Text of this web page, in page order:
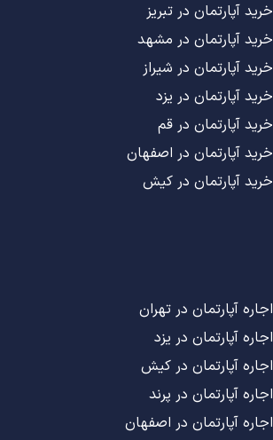
خرید آپارتمان در تبریز
خرید آپارتمان در مشهد
خرید آپارتمان در شیراز
خرید آپارتمان در یزد
خرید آپارتمان در قم
خرید آپارتمان در اصفهان
خرید آپارتمان در کیش
اجاره آپارتمان در تهران
اجاره آپارتمان در یزد
اجاره آپارتمان در کیش
اجاره آپارتمان در پرند
اجاره آپارتمان در اصفهان